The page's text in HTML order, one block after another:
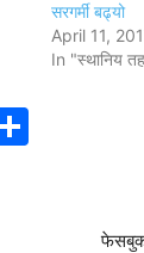
सरगर्मी बढ्यो
April 11,
In "स्थानिय